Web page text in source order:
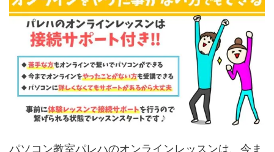
パソコン教室パレハのオンラインレッスンは、今ま